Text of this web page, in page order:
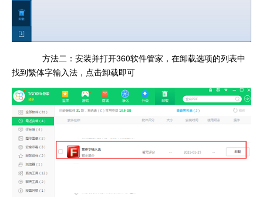
方法二：安装并打开360软件管家，在卸载选项的列表中
找到繁体字输入法，点击卸载即可